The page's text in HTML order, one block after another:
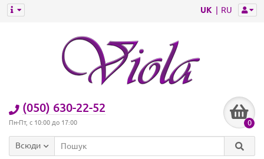
UK RU
(050) 630-22-52
Пн-Пт, с 10:00 до 17:00 0
Всюди